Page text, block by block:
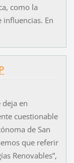
como la
En
en
cuestionable
de San
que referir
Renovables”,